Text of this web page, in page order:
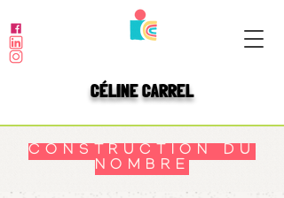
CÉLINE CARREL
CONSTRUCTION DU
NOMBRE